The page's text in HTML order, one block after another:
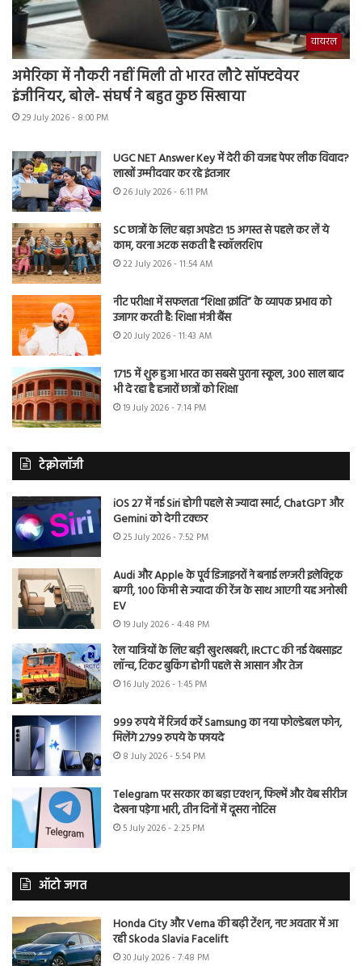
वायरल
अमेरिका में नौकरी नहीं मिली तो भारत लौटे सॉफ्टवेयर
इंजीनियर, बोले- संघर्ष ने बहुत कुछ सिखाया
29 July 2026 - 8:00 PM
UGC NET Answer Key में देरी की वजह पेपर लीक विवाद?
लाखों उम्मीदवार कर रहे इंतजार
26 July 2026 - 6:11 PM
SC छात्रों के लिए बड़ा अपडेट! 15 अगस्त से पहले कर लें ये
काम, वरना अटक सकती है स्कॉलरशिप
22 July 2026 - 11:54 AM
नीट परीक्षा में सफलता “शिक्षा क्रांति” के व्यापक प्रभाव को
उजागर करती है: शिक्षा मंत्री बैंस
20 July 2026 - 11:43 AM
1715 में शुरू हुआ भारत का सबसे पुराना स्कूल, 300 साल बाद
भी दे रहा है हजारों छात्रों को शिक्षा
19 July 2026 - 7:14 PM
टेक्नोलॉजी
iOS 27 में नई Siri होगी पहले से ज्यादा स्मार्ट, ChatGPT और
Gemini को देगी टक्कर
25 July 2026 - 7:52 PM
Audi और Apple के पूर्व डिजाइनरों ने बनाई लग्जरी इलेक्ट्रिक
बग्गी, 100 किमी से ज्यादा की रेंज के साथ आएगी यह अनोखी
EV
19 July 2026 - 4:48 PM
रेल यात्रियों के लिए बड़ी खुशखबरी, IRCTC की नई वेबसाइट
लॉन्च, टिकट बुकिंग होगी पहले से आसान और तेज
16 July 2026 - 1:45 PM
999 रुपये में रिजर्व करें Samsung का नया फोल्डेबल फोन,
मिलेंगे 2799 रुपये के फायदे
8 July 2026 - 5:54 PM
Telegram पर सरकार का बड़ा एक्शन, फिल्में और वेब सीरीज
देखना पड़ेगा भारी, तीन दिनों में दूसरा नोटिस
5 July 2026 - 2:25 PM
ऑटो जगत
Honda City और Verna की बढ़ी टेंशन, नए अवतार में आ
रही Skoda Slavia Facelift
30 July 2026 - 7:48 PM